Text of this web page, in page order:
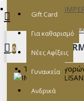
0
0
Το καλάθι
Gift Card
Για καθαρισμό
Νέες Αφίξεις
Γυναικεία
Ανδρικά